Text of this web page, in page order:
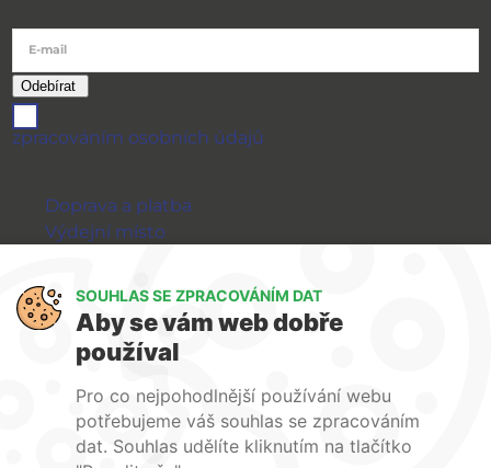
E-mail
zpracováním osobních údajů
Doprava a platba
Výdejní místo
GDPR
WIRPO s.r.o.
Obchodní podmínky
O nás
Kontakty
SOUHLAS SE ZPRACOVÁNÍM DAT
Aby se vám web dobře
používal
Pro co nejpohodlnější používání webu
potřebujeme váš souhlas se zpracováním
dat. Souhlas udělíte kliknutím na tlačítko